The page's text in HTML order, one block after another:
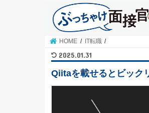
HOME IT転職
2025.01.31
Qiitaを載せるとビック